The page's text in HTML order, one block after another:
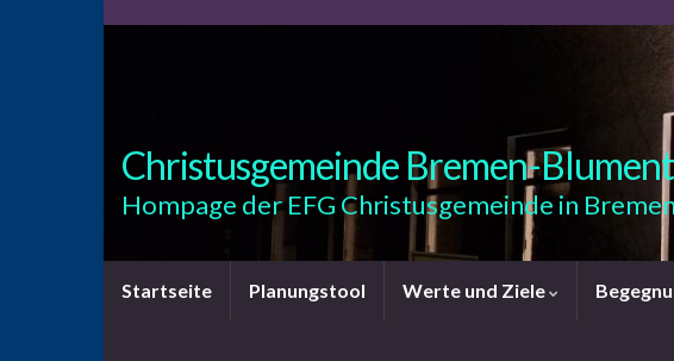
Christusgemeinde Bremen-
Hompage der EFG Christusgemeinde in
Startseite Planungstool Werte und Ziele